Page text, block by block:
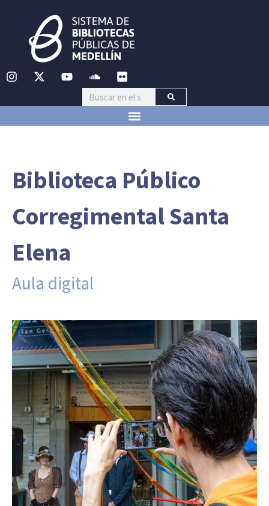
Biblioteca Público
Corregimental Santa
Elena
Aula digital